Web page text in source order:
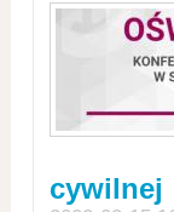
cywilnej